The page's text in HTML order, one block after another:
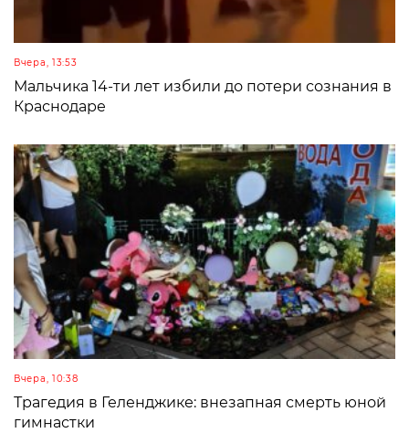
Вчера, 13:53
Мальчика 14-ти лет избили до потери сознания в
Краснодаре
Вчера, 10:38
Трагедия в Геленджике: внезапная смерть юной
гимнастки